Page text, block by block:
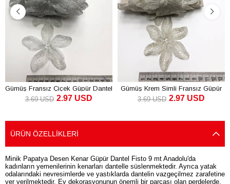
Gümüş Fransız Çiçek Güpür Dantel
2.97 USD
3.69 USD
Gümüş Krem Simli Fransız Güpür
Dantel
2.97 USD
3.69 USD
ÜRÜN ÖZELLIKLERI
Minik Papatya Desen Kenar Güpür Dantel Fisto 9 mt Anadolu'da
kadınların yemenilerinin kenarları dantelle süslenmektedir. Ayrıca yatak
odalarındaki nevresimlerde ve yastıklarda dantelin vazgeçilmez zarafetine
yer verilmektedir. Ev dekorasyonunun önemli bir parçası olan perdelerde,